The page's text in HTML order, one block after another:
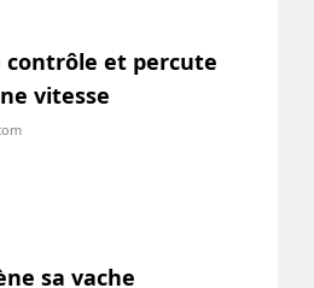
contrôle et percute
vitesse
sa vache